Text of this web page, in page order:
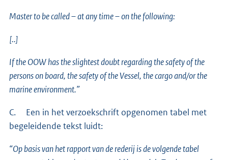
Master to be called – at any time – on the following:
[..]
If the OOW has the slightest doubt regarding the safety of the
persons on board, the safety of the Vessel, the cargo and/or the
marine environment.”
C. Een in het verzoekschrift opgenomen tabel met
begeleidende tekst luidt:
“Op basis van het rapport van de rederij is de volgende tabel